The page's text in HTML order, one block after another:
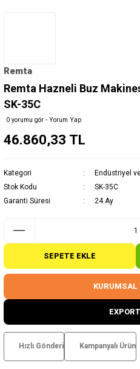
Remta
Remta Hazneli Buz
SK-35C
0 yorumu gör - Yorum Yap
46.860,33 TL
Kategori
Endüstriyel
Stok Kodu
SK-35C
Garanti Süresi
24 Ay
SEPETE EKLE
KURUMSAL
Hızlı Gönderi Kampanyalı Ürün